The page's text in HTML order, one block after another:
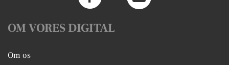
OM VORES DIGITAL
Om os